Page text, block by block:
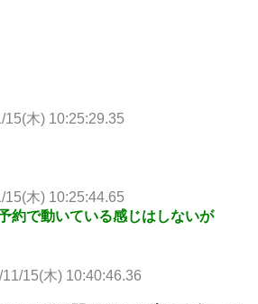
15(木) 10:25:29.35
15(木) 10:25:44.65
約で動いている感じはしないが
15(木) 10:40:46.36